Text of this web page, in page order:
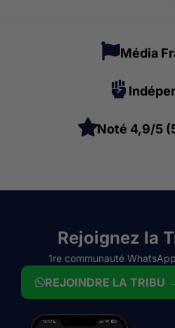
Média
Noté 4,9/5
Rejoignez la
1re communauté WhatsApp
REJOINDRE LA TRIBU